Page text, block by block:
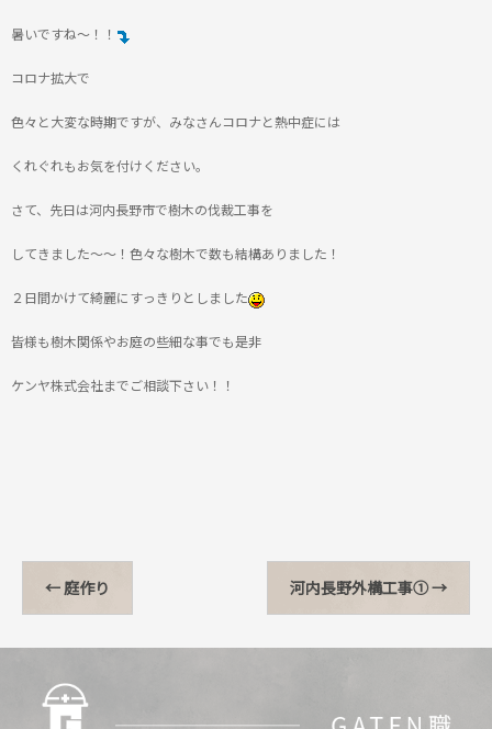
暑いですね～！！
コロナ拡大で
色々と大変な時期ですが、みなさんコロナと熱中症には
くれぐれもお気を付けください。
さて、先日は河内長野市で樹木の伐裁工事を
してきました～～！色々な樹木で数も結構ありました！
２日間かけて綺麗にすっきりとしました
皆様も樹木関係やお庭の些細な事でも是非
ケンヤ株式会社までご相談下さい！！
← 庭作り 河内長野外構工事①→